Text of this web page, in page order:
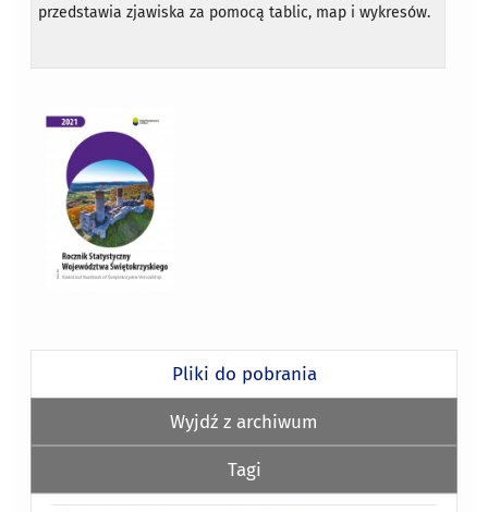
przedstawia zjawiska za pomocą tablic, map i wykresów.
Pliki do pobrania
Wyjdź z archiwum
Tagi